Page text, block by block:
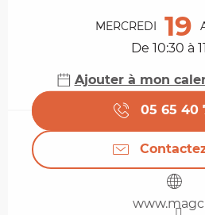
MERCREDI 19
De 10:30 à
Ajouter à mon
05 65 40